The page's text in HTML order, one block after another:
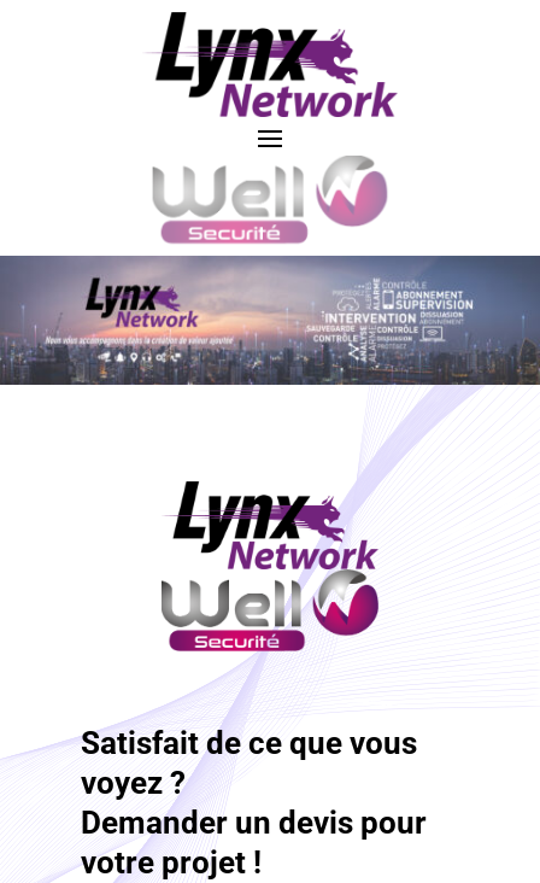
Satisfait de ce que vous
voyez ?
Demander un devis pour
votre projet !